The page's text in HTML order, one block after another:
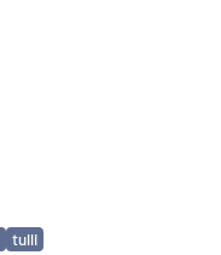
tulli